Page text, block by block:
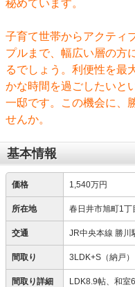
秘めています。
子育て世帯からアクティ
プルまで、幅広い層の方
るでしょう。利便性を最
かな時間を過ごしたいと
一邸です。この機会に、
せんか。
基本情報
価格 1,540万円
所在地 春日井市旭町1丁
交通 JR中央本線 勝川
間取り 3LDK+S（納戸）
間取り詳細 LDK8.9帖、和室